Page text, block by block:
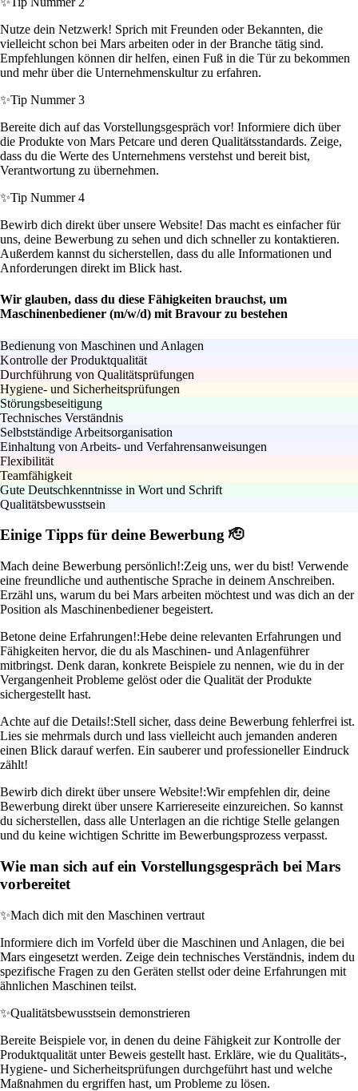
Nutze dein Netzwerk! Sprich mit Freunden oder Bekannten, die
vielleicht schon bei Mars arbeiten oder in der Branche tätig sind.
Empfehlungen können dir helfen, einen Fuß in die Tür zu bekommen
und mehr über die Unternehmenskultur zu erfahren.
✨Tip Nummer 3
Bereite dich auf das Vorstellungsgespräch vor! Informiere dich über
die Produkte von Mars Petcare und deren Qualitätsstandards. Zeige,
dass du die Werte des Unternehmens verstehst und bereit bist,
Verantwortung zu übernehmen.
✨Tip Nummer 4
Bewirb dich direkt über unsere Website! Das macht es einfacher für
uns, deine Bewerbung zu sehen und dich schneller zu kontaktieren.
Außerdem kannst du sicherstellen, dass du alle Informationen und
Anforderungen direkt im Blick hast.
Wir glauben, dass du diese Fähigkeiten brauchst, um
Maschinenbediener (m/w/d) mit Bravour zu bestehen
Bedienung von Maschinen und Anlagen
Kontrolle der Produktqualität
Durchführung von Qualitätsprüfungen
Hygiene- und Sicherheitsprüfungen
Störungsbeseitigung
Technisches Verständnis
Selbstständige Arbeitsorganisation
Einhaltung von Arbeits- und Verfahrensanweisungen
Flexibilität
Teamfähigkeit
Gute Deutschkenntnisse in Wort und Schrift
Qualitätsbewusstsein
Einige Tipps für deine Bewerbung 🫡
Mach deine Bewerbung persönlich!:Zeig uns, wer du bist! Verwende
eine freundliche und authentische Sprache in deinem Anschreiben.
Erzähl uns, warum du bei Mars arbeiten möchtest und was dich an der
Position als Maschinenbediener begeistert.
Betone deine Erfahrungen!:Hebe deine relevanten Erfahrungen und
Fähigkeiten hervor, die du als Maschinen- und Anlagenführer
mitbringst. Denk daran, konkrete Beispiele zu nennen, wie du in der
Vergangenheit Probleme gelöst oder die Qualität der Produkte
sichergestellt hast.
Achte auf die Details!:Stell sicher, dass deine Bewerbung fehlerfrei ist.
Lies sie mehrmals durch und lass vielleicht auch jemanden anderen
einen Blick darauf werfen. Ein sauberer und professioneller Eindruck
zählt!
Bewirb dich direkt über unsere Website!:Wir empfehlen dir, deine
Bewerbung direkt über unsere Karriereseite einzureichen. So kannst
du sicherstellen, dass alle Unterlagen an die richtige Stelle gelangen
und du keine wichtigen Schritte im Bewerbungsprozess verpasst.
Wie man sich auf ein Vorstellungsgespräch bei Mars
vorbereitet
✨Mach dich mit den Maschinen vertraut
Informiere dich im Vorfeld über die Maschinen und Anlagen, die bei
Mars eingesetzt werden. Zeige dein technisches Verständnis, indem du
spezifische Fragen zu den Geräten stellst oder deine Erfahrungen mit
ähnlichen Maschinen teilst.
✨Qualitätsbewusstsein demonstrieren
Bereite Beispiele vor, in denen du deine Fähigkeit zur Kontrolle der
Produktqualität unter Beweis gestellt hast. Erkläre, wie du Qualitäts-,
Hygiene- und Sicherheitsprüfungen durchgeführt hast und welche
Maßnahmen du ergriffen hast, um Probleme zu lösen.